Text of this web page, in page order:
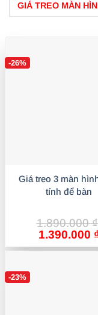
GIÁ TREO MÀN
-26%
Giá treo 3 màn
tính để bàn
1.890.000₫
Giá
gốc
1.390.000
-23%